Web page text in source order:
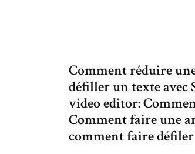
Comment réduire
défiller un texte avec
video editor:
Comment faire une
comment faire